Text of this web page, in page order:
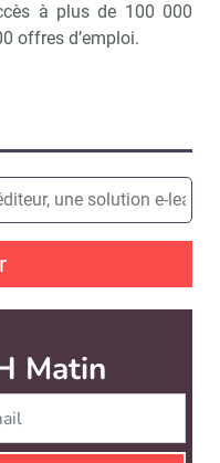
à plus de 100 000
offres d’emploi.
Matin